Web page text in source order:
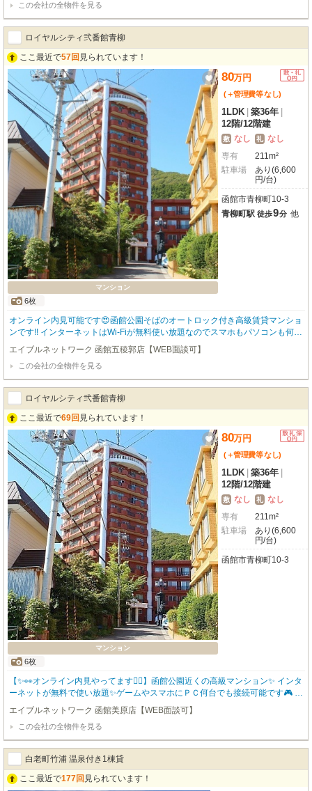
この会社の全物件を見る
ロイヤルシティ弐番館青柳
ここ最近で57回 見られています！
マンション
6枚
80万円
(＋管理費等なし)
1LDK 築36年
12階/12階建
敷 なし 礼 なし
専有
211m²
駐車場
あり(6,600
円/台)
函館市青柳町10-3
青柳町駅 徒歩9分 他
オンライン内見可能です😍函館公園そばのオートロック付き高級賃貸マンショ
ンです!! インターネットはWi-Fiが無料使い放題なのでスマホもパソコンも何台
でも繋げてご利用いただけます🎶 函館も夏は厳しい暑さになってきておりま
すが、エアコン付きなので夏も快適です🎐 函館近郊エリアのお部屋幅広くご
紹介可✨ 初期費用をクレジットカードでお支払いいただけます💳 お問い合わ
せはエイブルＮＷ函館五稜郭店【0138-84-8630】までお気軽に✨
エイブルネットワーク 函館五稜郭店【WEB面談可】
この会社の全物件を見る
ロイヤルシティ弐番館青柳
ここ最近で69回 見られています！
マンション
6枚
80万円
(＋管理費等なし)
1LDK 築36年
12階/12階建
敷 なし 礼 なし
専有
211m²
駐車場
あり(6,600
円/台)
函館市青柳町10-3
【✨👀オンライン内見やってます💁‍♀️】函館公園近くの高級マンション✨ インタ
ーネットが無料で使い放題✨ゲームやスマホにＰＣ何台でも接続可能です🎮 エ
アコン付きで暑い夏も快適にすごせます🎐 防犯に効果的なオートロック付で
す🔑 家賃保証会社との契約で連帯保証人が不要です👍 初期費用をクレジット
カードでお支払いいただけます💳 函館近郊エリアのお部屋幅広くご紹介可✨
お問い合わせはエイブル函館美原店（0138）84-1666までお気軽にどうぞ✨
エイブルネットワーク 函館美原店【WEB面談可】
この会社の全物件を見る
白老町竹浦 温泉付き1棟貸
ここ最近で177回 見られています！